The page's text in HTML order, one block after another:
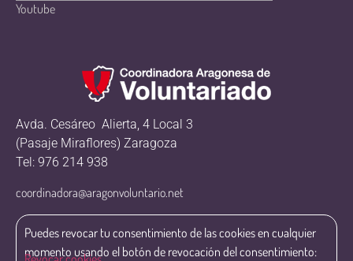
Youtube
Avda. Cesáreo Alierta, 4 Local 3
(Pasaje Miraflores) Zaragoza
Tel: 976 214 938
coordinadora@aragonvoluntario.net
Puedes revocar tu consentimiento de las cookies en cualquier
momento usando el botón de revocación del consentimiento: